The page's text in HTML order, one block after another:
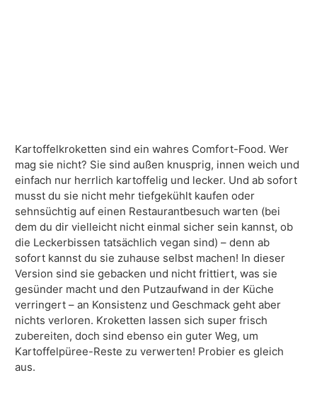
Kartoffelkroketten sind ein wahres Comfort-Food. Wer
mag sie nicht? Sie sind außen knusprig, innen weich und
einfach nur herrlich kartoffelig und lecker. Und ab sofort
musst du sie nicht mehr tiefgekühlt kaufen oder
sehnsüchtig auf einen Restaurantbesuch warten (bei
dem du dir vielleicht nicht einmal sicher sein kannst, ob
die Leckerbissen tatsächlich vegan sind) – denn ab
sofort kannst du sie zuhause selbst machen! In dieser
Version sind sie gebacken und nicht frittiert, was sie
gesünder macht und den Putzaufwand in der Küche
verringert – an Konsistenz und Geschmack geht aber
nichts verloren. Kroketten lassen sich super frisch
zubereiten, doch sind ebenso ein guter Weg, um
Kartoffelpüree-Reste zu verwerten! Probier es gleich
aus.